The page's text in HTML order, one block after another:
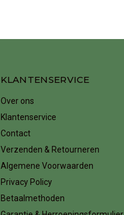
KLANTENSERVICE
Over ons
Klantenservice
Contact
Verzenden & Retourneren
Algemene Voorwaarden
Privacy Policy
Betaalmethoden